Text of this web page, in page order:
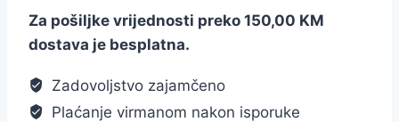
Za pošiljke vrijednosti preko 150,00 KM
dostava je besplatna.
Zadovoljstvo zajamčeno
Plaćanje virmanom nakon isporuke